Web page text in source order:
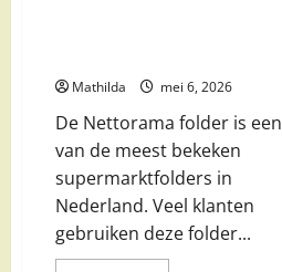
Mathilda mei 6, 2026
De Nettorama folder is een
van de meest bekeken
supermarktfolders in
Nederland. Veel klanten
gebruiken deze folder...